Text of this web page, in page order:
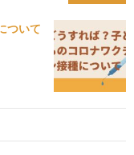
ついて